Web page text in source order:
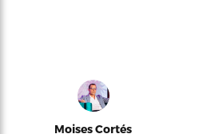
Moises Cortés